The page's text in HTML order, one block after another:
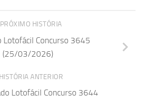
PRÓXIMO HISTÓRIA
Lotofácil Concurso 3645
(25/03/2026)
HISTÓRIA ANTERIOR
Lotofácil Concurso 3644